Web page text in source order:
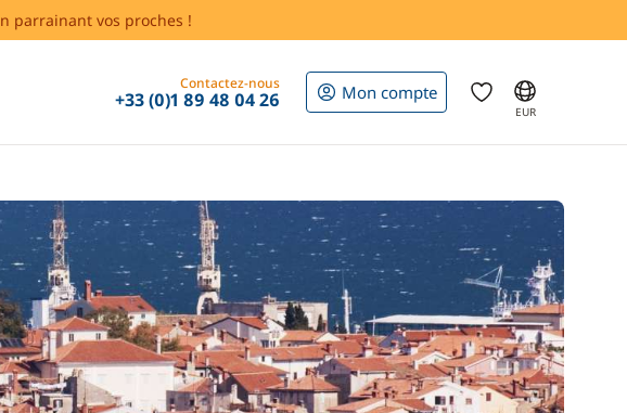
parrainant vos proches !
Contactez-nous
+33 (0)1 89 48 04 26 Mon compte
EUR